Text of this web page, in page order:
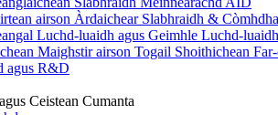
airson Àrdaichear Slabhraidh &
Luchd-luaidh agus Geimhle Luchd-luaidh
Maighstir airson Togail Shoithichean
agus R&D
Ceistean Cumanta